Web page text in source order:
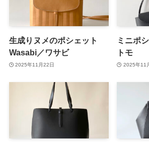
生成りヌメのポシェット
Wasabi／ワサビ
2025年11月22日
ミニポ
トモ
2025年11